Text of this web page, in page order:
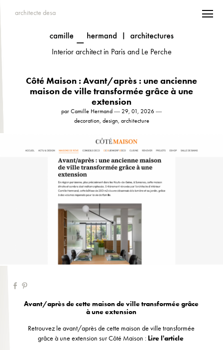
architecte desa
Interior architect in Paris and Le Perche
Côté Maison : Avant/après : une ancienne
maison de ville transformée grâce à une
extension
par Camille Hermand ― 29, 01, 2026 ―
decoration, design, architecture
Avant/après de cette maison de ville transformée grâce
à une extension
Retrouvez le avant/après de cette maison de ville transformée
grâce à une extension sur Côté Maison : Lire l'article